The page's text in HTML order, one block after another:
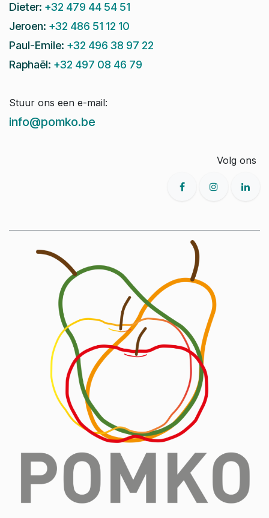
Dieter: +32 479 44 54 51
Jeroen: +32 486 51 12 10
Paul-Emile: +32 496 38 97 22
Raphaël: +32 497 08 46 79
Stuur ons een e-mail:
info@pomko.be
Volg ons